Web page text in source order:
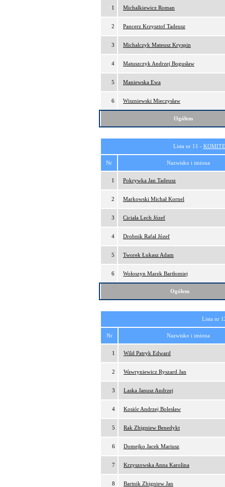
1 Michalkiewicz Roman
2 Pancerz Krzysztof Tadeusz
3 Michalczyk Mateusz Kryspin
4 Matuszczyk Andrzej Bogusław
5 Maniewska Ewa
6 Wiszniewski Mieczysław
Ogółem
Lista nr 11 -
Nr Nazwisko i imiona
1 Pokrywka Jan Tadeusz
2 Markowski Michał Kornel
3 Ciciała Lech Józef
4 Drobnik Rafał Józef
5 Tworek Łukasz Adam
6 Wołoszyn Marek Bartłomiej
Ogółem
Lista nr
Nr Nazwisko i imiona
1 Wild Patryk Edward
2 Wawryniewicz Ryszard Jan
3 Laska Janusz Andrzej
4 Kosiór Andrzej Bolesław
5 Rak Zbigniew Benedykt
6 Domejko Jacek Mariusz
7 Krzyszowska Anna Karolina
8 Bartnik Zbigniew Jan